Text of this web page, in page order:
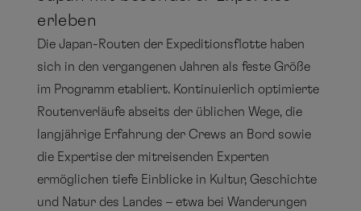
erleben
Die Japan-Routen der Expeditionsflotte haben
sich in den vergangenen Jahren als feste Größe
im Programm etabliert. Kontinuierlich optimierte
Routenverläufe abseits der üblichen Wege, die
langjährige Erfahrung der Crews an Bord sowie
die Expertise der mitreisenden Experten
ermöglichen tiefe Einblicke in Kultur, Geschichte
und Natur des Landes – etwa bei Wanderungen